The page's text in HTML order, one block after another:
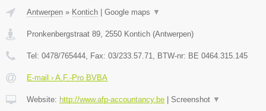
Antwerpen » Kontich Google maps ▼
Pronkenbergstraat 89 2550 Kontich (Antwerpen)
Tel: 0478/765444 , Fax: 03/233.57.71 , BTW-nr: BE 0464.315.145
E-mail › A.F.-Pro BVBA
Website: http://www.afp-accountancy.be Screenshot ▼